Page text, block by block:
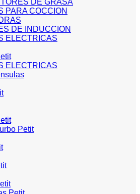
DE GRASA
PARA COCCION
DE INDUCCION
ELECTRICAS
ELECTRICAS
Petit